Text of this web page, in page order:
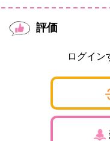
評価
ログイン